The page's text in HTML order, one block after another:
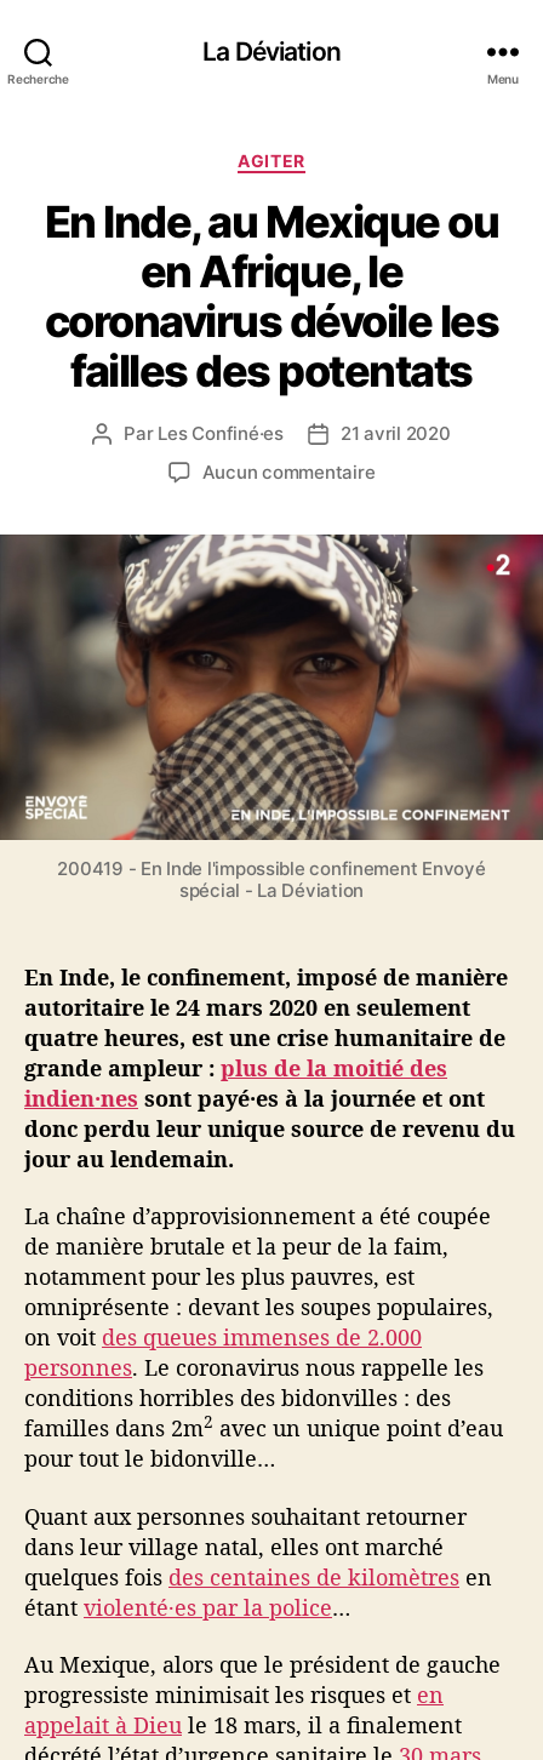
Recherche
La Déviation
Menu
C
t
é
g
o
r
i
e
s
AGITER
En Inde, au Mexique ou
en Afrique, le
coronavirus dévoile les
failles des potentats
A
u
e
’
r
t
e
Par Les Confiné·es
D
d
e
l
a
r
t
i
c
l
e
21 avril 2020
Aucun commentaires
E
n
I
n
d
e
,
M
e
x
i
o
u
e
n
A
f
r
u
e
e
c
o
r
o
v
u
é
v
o
i
200419 - En Inde l'impossible confinement Envoyé
spécial - La Déviation
En Inde, le confinement, imposé de manière
autoritaire le 24 mars 2020 en seulement
quatre heures, est une crise humanitaire de
grande ampleur : plus de la moitié des
indien·nes sont payé·es à la journée et ont
donc perdu leur unique source de revenu du
jour au lendemain.
La chaîne d’approvisionnement a été coupée
de manière brutale et la peur de la faim,
notamment pour les plus pauvres, est
omniprésente : devant les soupes populaires,
on voit des queues immenses de 2.000
personnes. Le coronavirus nous rappelle les
conditions horribles des bidonvilles : des
familles dans 2m2 avec un unique point d’eau
pour tout le bidonville…
Quant aux personnes souhaitant retourner
dans leur village natal, elles ont marché
quelques fois des centaines de kilomètres en
étant violenté·es par la police…
Au Mexique, alors que le président de gauche
progressiste minimisait les risques et en
appelait à Dieu le 18 mars, il a finalement